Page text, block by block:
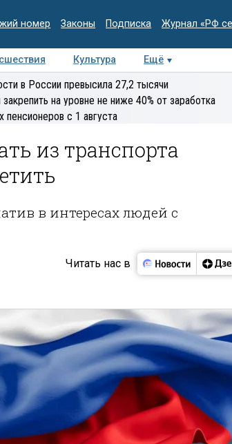
номер Законы Подписка Журнал «РФ
Культура Ещё
Интервью Колумнисты
в России превысила 27,2 тысячи
на уровне не ниже 40% от заработка
с 1 августа
из транспорта
в интересах людей с
Читать нас в